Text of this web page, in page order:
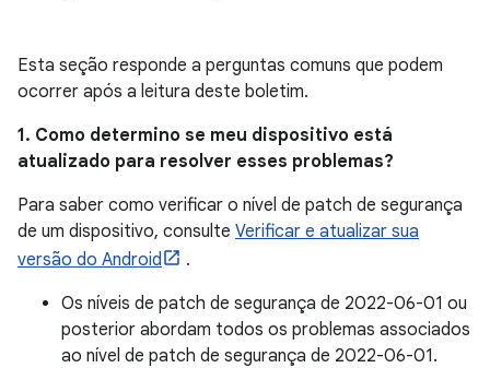
Esta seção responde a perguntas comuns que podem
ocorrer após a leitura deste boletim.
1. Como determino se meu dispositivo está
atualizado para resolver esses problemas?
Para saber como verificar o nível de patch de segurança
de um dispositivo, consulte Verificar e atualizar sua
versão do Android
.
Os níveis de patch de segurança de 2022-06-01 ou
posterior abordam todos os problemas associados
ao nível de patch de segurança de 2022-06-01.